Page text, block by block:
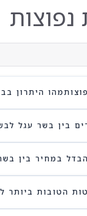
היתרון
בין בשר עגל
במחיר בין
הטובות ביותר